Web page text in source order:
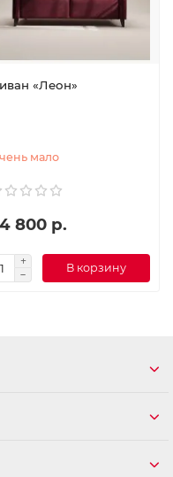
«Леон»
мало
800 р.
В корзину